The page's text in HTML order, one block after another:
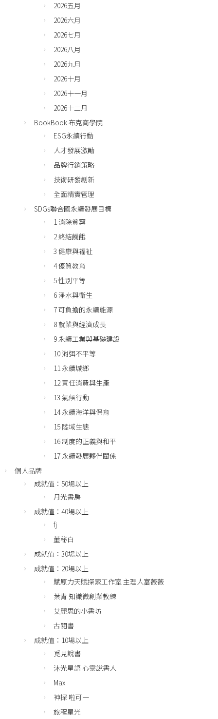
2026五月
2026六月
2026七月
2026八月
2026九月
2026十月
2026十一月
2026十二月
BookBook 布克商學院
ESG永續行動
人才發展激勵
品牌行銷策略
技術研發創新
全面精實管理
SDGs聯合國永續發展目標
1 消除貧窮
2 終結饑餓
3 健康與福祉
4 優質教育
5 性別平等
6 淨水與衛生
7 可負擔的永續能源
8 就業與經濟成長
9 永續工業與基礎建設
10 消弭不平等
11 永續城鄉
12 責任消費與生產
13 氣候行動
14 永續海洋與保育
15 陸域生態
16 制度的正義與和平
17 永續發展夥伴關係
個人品牌
成就值：50場以上
月光書房
成就值：40場以上
fj
董秘白
成就值：30場以上
成就值：20場以上
賦原力天賦探索工作室 主理人富薇薇
葉青 知識微創業教練
艾麗思的小書坊
古閱書
成就值：10場以上
覓見說書
沐光星語 心靈說書人
Max
神探 啦可一
旅程星光